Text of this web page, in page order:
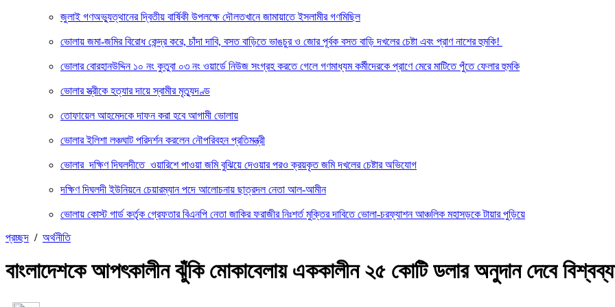
জুলাই গণঅভ্যুত্থানের দ্বিতীয় বার্ষিকী উপলক্ষে দৌলতখানে জামায়াতে ইসলামীর গণমিছিল
ভোলায় জমা-জমির বিরোধ কেন্দ্র করে, চাঁদা দাবি, বসত বাড়িতে ভাঙচুর ও জোর পূর্বক বসত বাড়ি দখলের চেষ্টা এবং প্রাণ নাশের হুমকি! ‎
ভোলার বোরহানউদ্দিন ১০ নং কুতুবা ০৩ নং ওয়ার্ডে নিউজ সংগ্রহ করতে গেলে গণমাধ্যম কর্মীদেরকে প্রাণে মেরে মাটিতে পুঁতে ফেলার হুমকি
ভোলার স্ত্রীকে হত্যার দায়ে স্বামীর মৃত্যুদণ্ড
তোফায়েল আহমেদকে দাফন করা হবে আগামী ভোলায়
ভোলার ইলিশা লঞ্চঘাট পরিদর্শন করলেন নৌপরিবহন প্রতিমন্ত্রী
ভোলার দক্ষিণ দিঘলদীতে ওয়ারিশে পাওয়া জমি বুঝিয়ে দেওয়ার পরও ক্রয়কৃত জমি দখলের চেষ্টার অভিযোগ
দক্ষিণ দিঘলদী ইউনিয়নে চেয়ারম্যান পদে আলোচনায় ছাত্রদল নেতা আল-আমীন
ভোলায় কোস্ট গার্ড কর্তৃক গ্রেফতার বিএনপি নেতা জাকির ফরাজীর নিঃশর্ত মুক্তির দাবিতে ভোলা-চরফ্যাশন আঞ্চলিক মহাসড়কে টায়ার পুড়িয়ে
প্রচ্ছদ / অর্থনীতি
বাংলাদেশকে আপৎকালীন ঝুঁকি মোকাবেলায় এককালীন ২৫ কোটি ডলার অনুদান দেবে